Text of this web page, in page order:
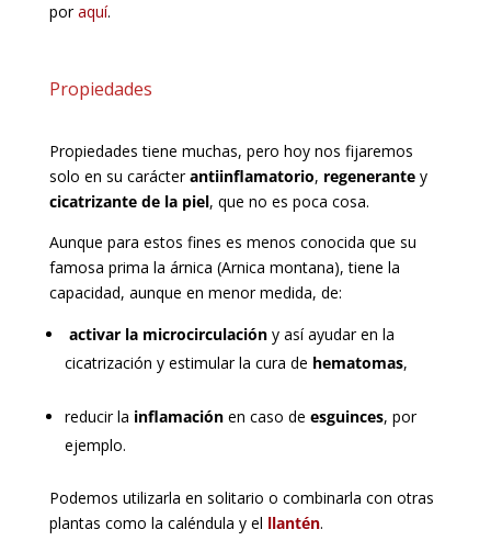
poraquí.
Propiedades
Propiedades tiene muchas, pero hoy nos fijaremos
solo en su carácterantiinflamatorio, regenerante y
cicatrizante de la piel, que no es poca cosa.
Aunque para estos fines es menos conocida que su
famosa prima la árnica (Arnica montana), tiene la
capacidad, aunque en menor medida, de:
activar la microcirculacióny así ayudar en la
cicatrización y estimular la cura de hematomas,
reducir la inflamación en caso de esguinces, por
ejemplo.
Podemos utilizarla en solitario o combinarla con otras
plantas como la caléndula y el llantén.